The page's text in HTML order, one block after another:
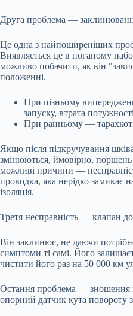
Друга проблема —
Це одна з найпоширеніших
Виявляється це в поганому
можливо побачити, як він
положенні.
При пізньому
запуску, втрата
При ранньому —
Якщо після підкручування
змінюються, ймовірно, поршень
можливі причини —
проводка, яка нерідко замикає
ізоляція.
Третя несправність — клапан
Він заклинює, не даючи
симптоми ті самі. Його
чистити його раз на 50 000 км
Остання проблема — зношення
опорний датчик кута повороту